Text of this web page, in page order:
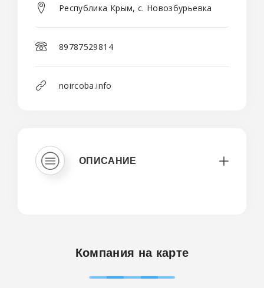
Республика Крым, с. Новозбурьевка
89787529814
noircoba.info
ОПИСАНИЕ
Компания на карте